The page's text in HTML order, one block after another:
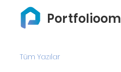
Portfolioom
Tüm Yazılar